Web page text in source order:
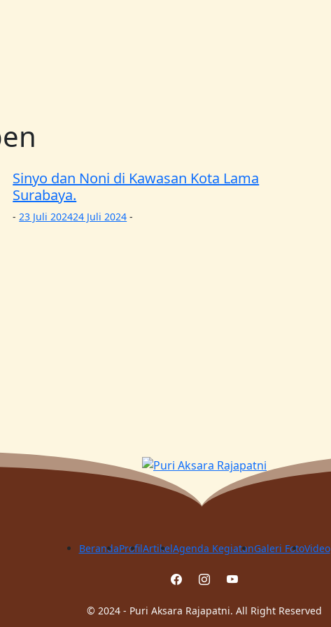
Sinyo dan Noni di Kawasan Kota Lama
Surabaya.
- 23 Juli 202424 Juli 2024 -
BerandaProfilArtikelAgenda KegiatanGaleri FotoVideo
© 2024 - Puri Aksara Rajapatni. All Right Reserved